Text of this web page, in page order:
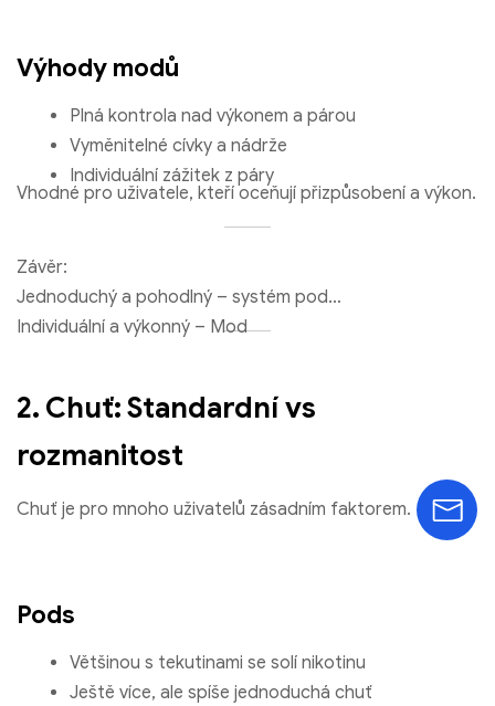
mangovou a melounovou bublinovou gumou
Výhody modů
Plná kontrola nad výkonem a párou
Vyměnitelné cívky a nádrže
Individuální zážitek z páry
Vhodné pro uživatele, kteří oceňují přizpůsobení a výkon.
Závěr:
Jednoduchý a pohodlný – systém pod
Individuální a výkonný – Mod
2. Chuť: Standardní vs
rozmanitost
Chuť je pro mnoho uživatelů zásadním faktorem.
Pods
Většinou s tekutinami se solí nikotinu
Ještě více, ale spíše jednoduchá chuť